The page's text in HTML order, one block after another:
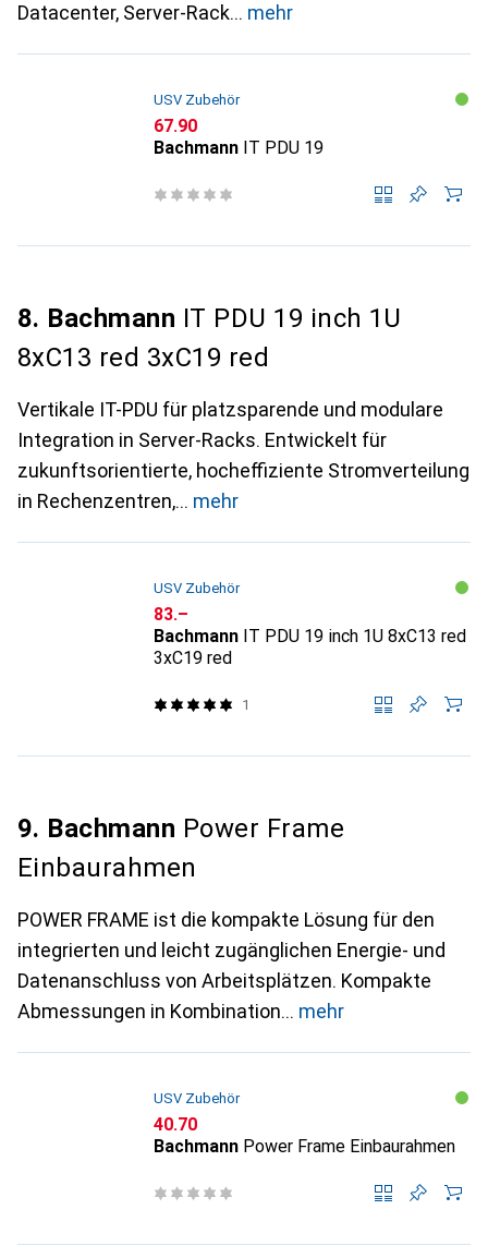
Datacenter, Server-Rack
mehr
USV Zubehör
CHF
67.90
Bachmann IT PDU 19
8. Bachmann IT PDU 19 inch 1U
8xC13 red 3xC19 red
Vertikale IT-PDU für platzsparende und modulare
Integration in Server-Racks. Entwickelt für
zukunftsorientierte, hocheffiziente Stromverteilung
in Rechenzentren,
mehr
USV Zubehör
CHF
83.–
Bachmann IT PDU 19 inch 1U 8xC13 red
3xC19 red
1
9. Bachmann Power Frame
Einbaurahmen
POWER FRAME ist die kompakte Lösung für den
integrierten und leicht zugänglichen Energie- und
Datenanschluss von Arbeitsplätzen. Kompakte
Abmessungen in Kombination
mehr
USV Zubehör
CHF
40.70
Bachmann Power Frame Einbaurahmen